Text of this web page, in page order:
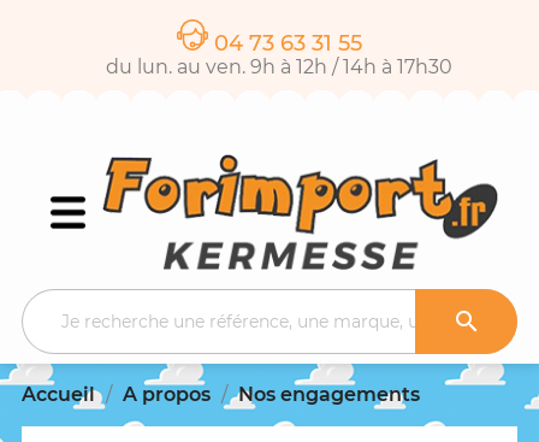
04 73 63 31 55
du lun. au ven. 9h à 12h / 14h à 17h30

Accueil A propos Nos engagements